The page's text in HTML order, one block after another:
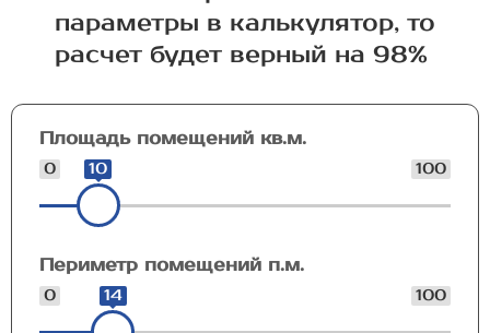
параметры в калькулятор, то
расчет будет верный на 98%
Площадь помещений кв.м.
0 100
10
Периметр помещений п.м.
0 100
14